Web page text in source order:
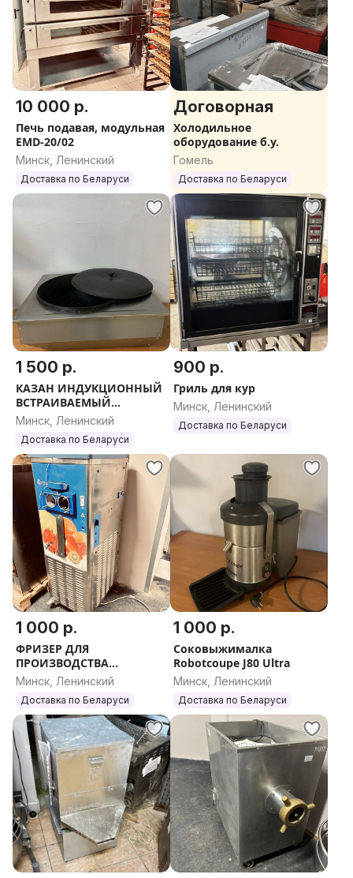
10 000 р.
Печь подавая, модульная
EMD-20/02
Минск, Ленинский
Доставка по Беларуси
Договорная
Холодильное
оборудование б.у.
Гомель
Доставка по Беларуси
1 500 р.
КАЗАН ИНДУКЦИОННЫЙ
ВСТРАИВАЕМЫЙ
ИПВ-112253
Минск, Ленинский
Доставка по Беларуси
900 р.
Гриль для кур
Минск, Ленинский
Доставка по Беларуси
1 000 р.
ФРИЗЕР ДЛЯ
ПРОИЗВОДСТВА
МОРОЖЕНОГО
Минск, Ленинский
Доставка по Беларуси
1 000 р.
Соковыжималка
Robotcoupe J80 Ultra
Минск, Ленинский
Доставка по Беларуси